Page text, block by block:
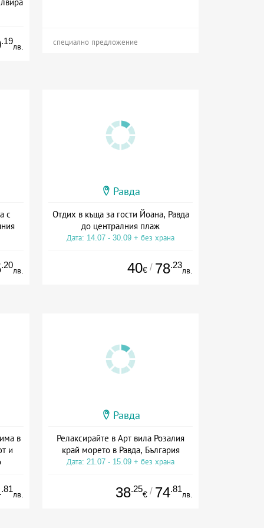
.19
лв. специално предложение
с
.20
лв.
Равда
Отдих в къща за гости Йоана, Равда
до централния плаж
Дата: 14.07 - 30.09 + без храна
40€ / 78.23
лв.
в
и
.81
лв.
Равда
Релаксирайте в Арт вила Розалия
край морето в Равда, България
Дата: 21.07 - 15.09 + без храна
38.25
€ / 74.81
лв.